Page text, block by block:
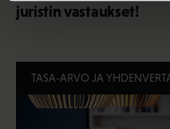
juristin vastaukset!
TASA-ARVO JA